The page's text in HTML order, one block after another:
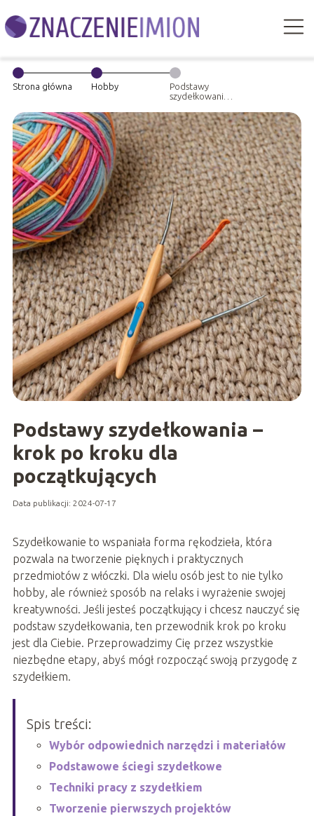
Strona główna Hobby
Podstawy
szydełkowania –
dla
początkujących
Podstawy szydełkowania –
krok po kroku dla
początkujących
Data publikacji: 2024-07-17
Szydełkowanie to wspaniała forma rękodzieła, która
pozwala na tworzenie pięknych i praktycznych
przedmiotów z włóczki. Dla wielu osób jest to nie tylko
hobby, ale również sposób na relaks i wyrażenie swojej
kreatywności. Jeśli jesteś początkujący i chcesz nauczyć się
podstaw szydełkowania, ten przewodnik krok po kroku
jest dla Ciebie. Przeprowadzimy Cię przez wszystkie
niezbędne etapy, abyś mógł rozpocząć swoją przygodę z
szydełkiem.
Spis treści:
Wybór odpowiednich narzędzi i materiałów
Podstawowe ściegi szydełkowe
Techniki pracy z szydełkiem
Tworzenie pierwszych projektów